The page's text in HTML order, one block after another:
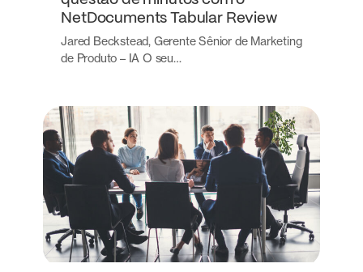
NetDocuments Tabular Review
Jared Beckstead, Gerente Sênior de Marketing
de Produto – IA O seu…